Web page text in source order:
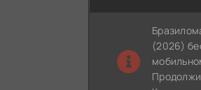
(2026)